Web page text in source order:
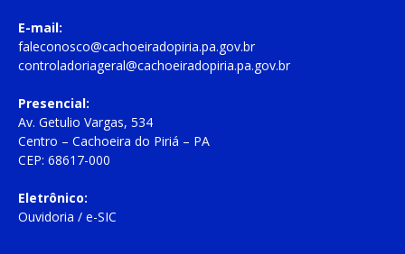
E-mail:
faleconosco@cachoeiradopiria.pa.gov.br
controladoriageral@cachoeiradopiria.pa.gov.br
Presencial:
Av. Getulio Vargas, 534
Centro – Cachoeira do Piriá – PA
CEP: 68617-000
Eletrônico:
Ouvidoria / e-SIC